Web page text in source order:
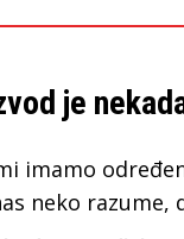
je
imamo
neko razume,